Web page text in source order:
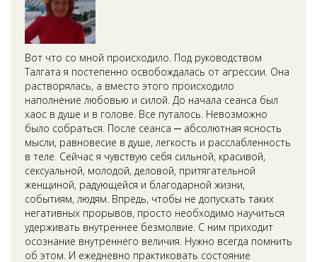
Вот что со мной происходило. Под руководством
Талгата я постепенно освобождалась от агрессии. Она
растворялась, а вместо этого происходило
наполнение любовью и силой. До начала сеанса был
хаос в душе и в голове. Все путалось. Невозможно
было собраться. После сеанса ─ абсолютная ясность
мысли, равновесие в душе, легкость и расслабленность
в теле. Сейчас я чувствую себя сильной, красивой,
сексуальной, молодой, деловой, притягательной
женщиной, радующейся и благодарной жизни,
событиям, людям. Впредь, чтобы не допускать таких
негативных прорывов, просто необходимо научиться
удерживать внутреннее безмолвие. С ним приходит
осознание внутреннего величия. Нужно всегда помнить
об этом. И ежедневно практиковать состояние